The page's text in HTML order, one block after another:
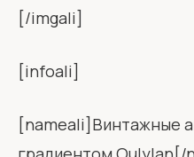
[/imgali]
[infoali]
[nameali]Винтажные